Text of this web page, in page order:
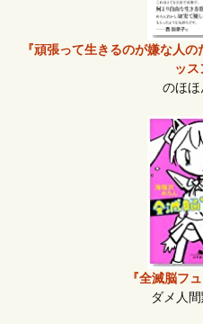
『頑張って生きるのが嫌な人
ッス
のほほ
『全滅脳フ
ダメ人間